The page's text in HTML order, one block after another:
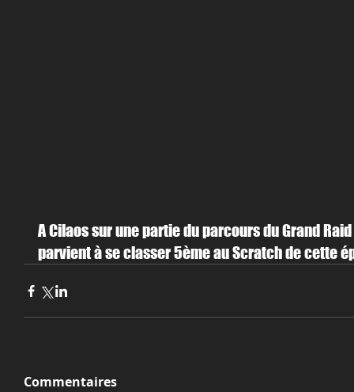
A Cilaos sur une partie du parcours du Grand
parvient à se classer 5ème au Scratch de cette
Commentaires